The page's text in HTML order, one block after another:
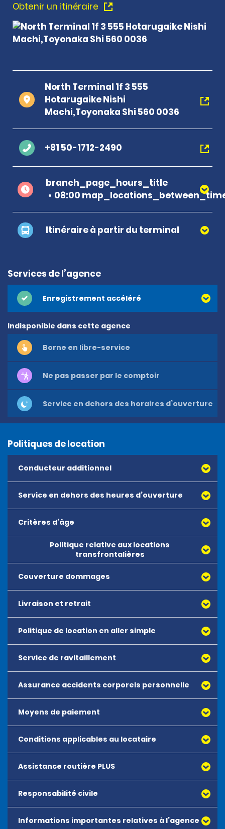
Obtenir un itinéraire
North Terminal 1f 3 555
Hotarugaike Nishi
Machi,Toyonaka Shi 560 0036
+81 50-1712-2490
branch_page_hours_title
08:00
Itinéraire à partir du terminal
Services de l’agence
Enregistrement accéléré
Indisponible dans cette agence
Borne en libre-service
Ne pas passer par le comptoir
Service en dehors des horaires d’ouverture
Politiques de location
Conducteur additionnel
Service en dehors des heures d’ouverture
Les réservations en dehors des horaires d’ouverture ne
sont pas possibles.
Critères d’âge
L’âge minimum pour louer l’ensemble des véhicules est
fixé à 18 ans. Il n’y a pas de limite d’âge maximum pour
louer un véhicule.
Politique relative aux locations
transfrontalières
Couverture dommages
Livraison et retrait
Politique de location en aller simple
Service de ravitaillement
Assurance accidents corporels personnelle
Moyens de paiement
Conditions applicables au locataire
Tous les conducteurs doivent avoir l’âge minimum requis
par l’agence.
Les locataires doivent présenter une carte de crédit
reconnue et à leur nom au moment de la location.
Assistance routière PLUS
Responsabilité civile
Informations importantes relatives à l’agence